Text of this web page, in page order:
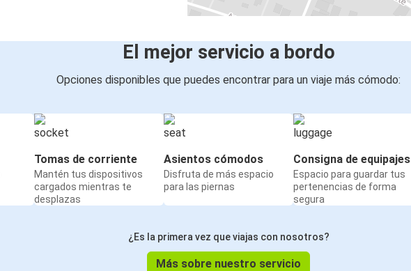
El mejor servicio a bordo
Opciones disponibles que puedes encontrar para un viaje más cómodo:
Tomas de corriente
Mantén tus dispositivos
cargados mientras te
desplazas
Asientos cómodos
Disfruta de más espacio
para las piernas
Consigna de equipajes
Espacio para guardar tus
pertenencias de forma
segura
¿Es la primera vez que viajas con nosotros?
Más sobre nuestro servicio